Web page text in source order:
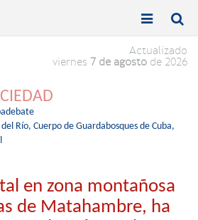
Toggle

Toggle

Actualizado
viernes 7 de agosto de 2026
Río, Cuerpo de Guardabosques de Cuba,
en zona montañosa
de Matahambre, ha